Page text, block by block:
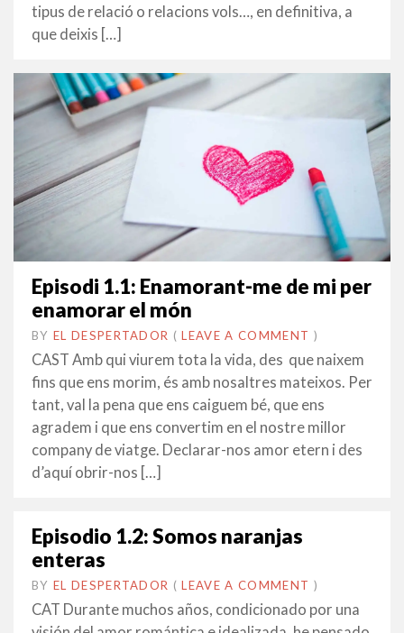
tipus de relació o relacions vols…, en definitiva, a
que deixis […]
Episodi 1.1: Enamorant-me de mi per
enamorar el món
BY EL DESPERTADOR ON
1
FEBRER
•(LEAVE A COMMENT )
CAST Amb qui viurem tota la vida, des que naixem
fins que ens morim, és amb nosaltres mateixos. Per
tant, val la pena que ens caiguem bé, que ens
agradem i que ens convertim en el nostre millor
company de viatge. Declarar-nos amor etern i des
d’aquí obrir-nos […]
Episodio 1.2: Somos naranjas
enteras
BY EL DESPERTADOR ON
21
NOVEMBRE
•(LEAVE A COMMENT )
CAT Durante muchos años, condicionado por una